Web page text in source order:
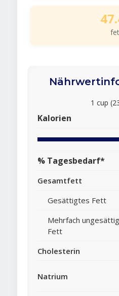
1 cup
Kalorien
% Tagesbedarf*
Gesamtfett
Gesättigtes Fett
Mehrfach
Fett
Cholesterin
Natrium